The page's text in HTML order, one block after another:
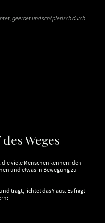
geerdet und schöpferisch durch
Weges
die viele Menschen kennen: den
und etwas in Bewegung zu
trägt, richtet das Y aus. Es fragt